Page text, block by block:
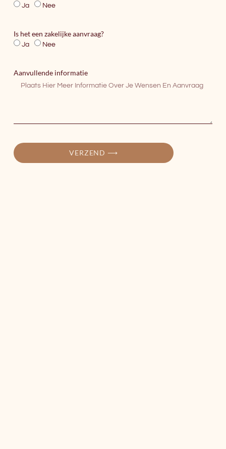
Ja Nee
Is het een zakelijke aanvraag?
Ja Nee
Aanvullende informatie
VERZEND ⟶